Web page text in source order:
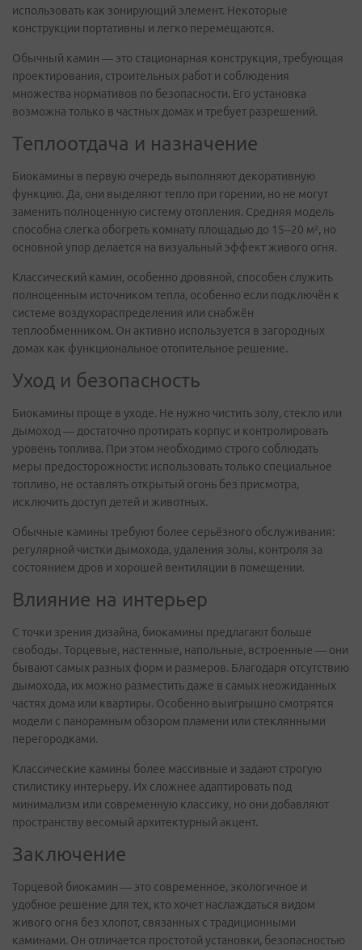
использовать как зонирующий элемент. Некоторые
конструкции портативны и легко перемещаются.
Обычный камин — это стационарная конструкция, требующая
проектирования, строительных работ и соблюдения
множества нормативов по безопасности. Его установка
возможна только в частных домах и требует разрешений.
Теплоотдача и назначение
Биокамины в первую очередь выполняют декоративную
функцию. Да, они выделяют тепло при горении, но не могут
заменить полноценную систему отопления. Средняя модель
способна слегка обогреть комнату площадью до 15–20 м², но
основной упор делается на визуальный эффект живого огня.
Классический камин, особенно дровяной, способен служить
полноценным источником тепла, особенно если подключён к
системе воздухораспределения или снабжён
теплообменником. Он активно используется в загородных
домах как функциональное отопительное решение.
Уход и безопасность
Биокамины проще в уходе. Не нужно чистить золу, стекло или
дымоход — достаточно протирать корпус и контролировать
уровень топлива. При этом необходимо строго соблюдать
меры предосторожности: использовать только специальное
топливо, не оставлять открытый огонь без присмотра,
исключить доступ детей и животных.
Обычные камины требуют более серьёзного обслуживания:
регулярной чистки дымохода, удаления золы, контроля за
состоянием дров и хорошей вентиляции в помещении.
Влияние на интерьер
С точки зрения дизайна, биокамины предлагают больше
свободы. Торцевые, настенные, напольные, встроенные — они
бывают самых разных форм и размеров. Благодаря отсутствию
дымохода, их можно разместить даже в самых неожиданных
частях дома или квартиры. Особенно выигрышно смотрятся
модели с панорамным обзором пламени или стеклянными
перегородками.
Классические камины более массивные и задают строгую
стилистику интерьеру. Их сложнее адаптировать под
минимализм или современную классику, но они добавляют
пространству весомый архитектурный акцент.
Заключение
Торцевой биокамин — это современное, экологичное и
удобное решение для тех, кто хочет наслаждаться видом
живого огня без хлопот, связанных с традиционными
каминами. Он отличается простотой установки, безопасностью